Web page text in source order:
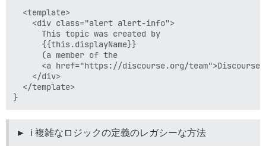
  <template>
    <div class="alert alert-info">
      This topic was created by
      {{this.displayName}}
      (a member of the
<a href="https://discourse.org/team">Discourse
    </div>
  </template>
ℹ️ 複雑なロジックの定義のレガシーな方法